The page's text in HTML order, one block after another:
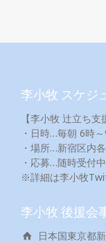
李小牧 スケジ
【李小牧 辻立ち支
・日時…毎朝 6時
・場所…新宿区内
・応募…随時受付
※詳細は李小牧
李小牧 後援会
日本国東京都